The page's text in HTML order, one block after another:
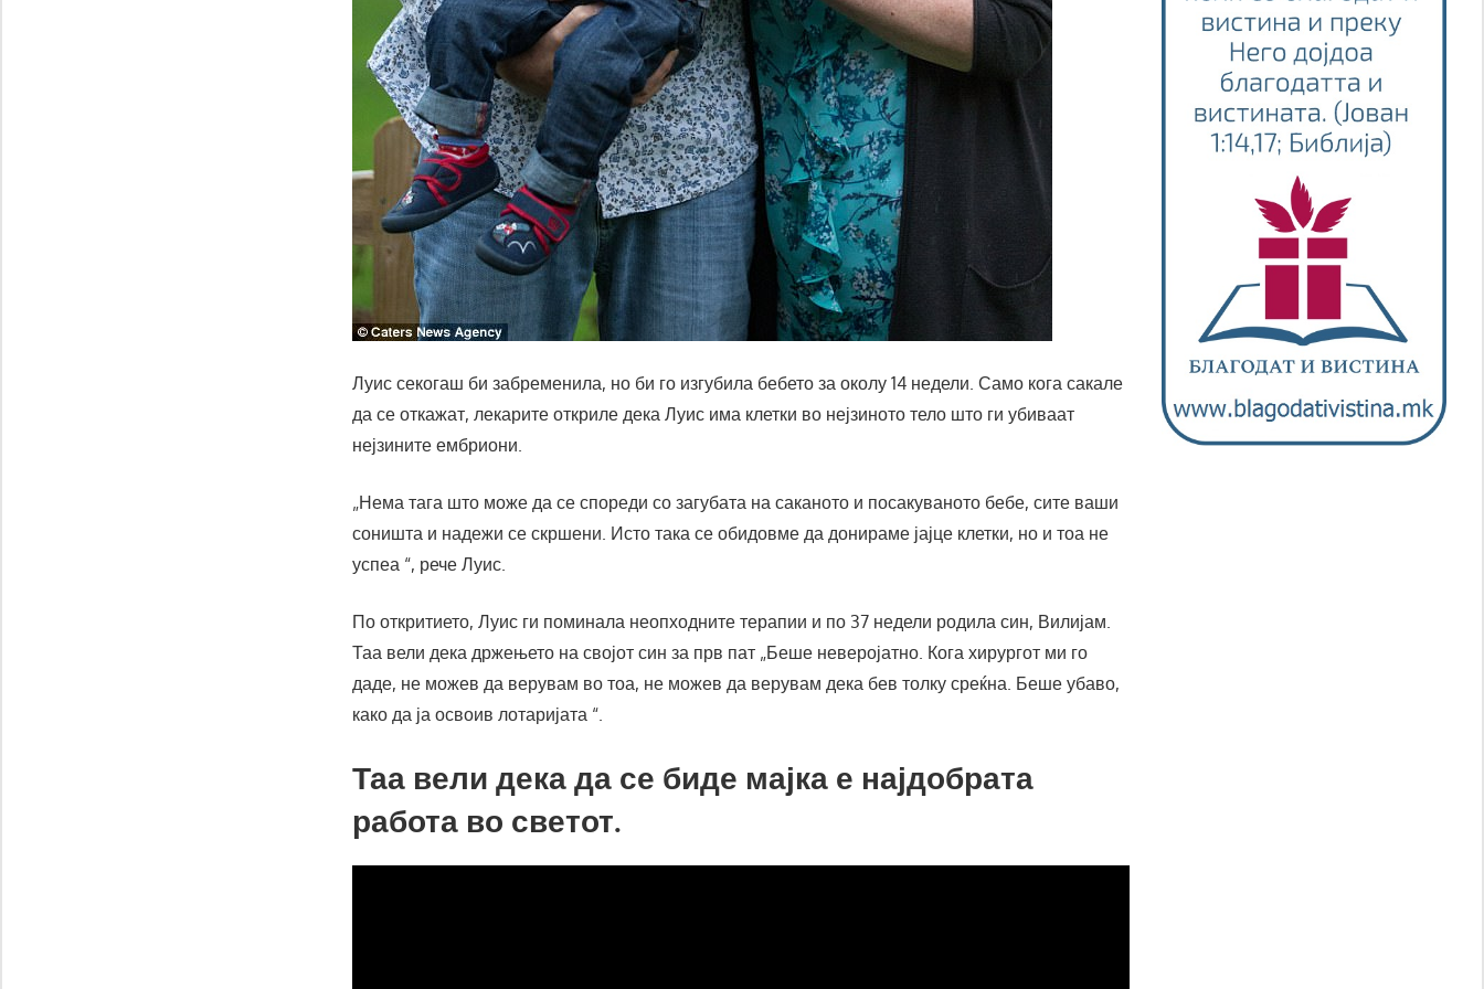
Луис секогаш би забременила, но би го изгубила бебето за околу 14 недели. Само кога сакале
да се откажат, лекарите откриле дека Луис има клетки во нејзиното тело што ги убиваат
нејзините ембриони.
„Нема тага што може да се спореди со загубата на саканото и посакуваното бебе, сите ваши
соништа и надежи се скршени. Исто така се обидовме да донираме јајце клетки, но и тоа не
успеа “, рече Луис.
По откритието, Луис ги поминала неопходните терапии и по 37 недели родила син, Вилијам.
Таа вели дека држењето на својот син за прв пат „Беше неверојатно. Кога хирургот ми го
даде, не можев да верувам во тоа, не можев да верувам дека бев толку среќна. Беше убаво,
како да ја освоив лотаријата “.
Таа вели дека да се биде мајка е најдобрата
работа во светот.